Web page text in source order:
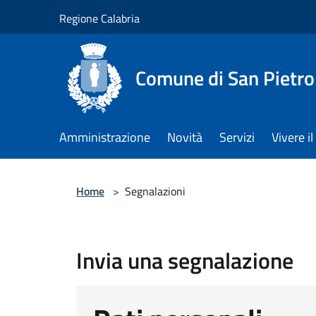
Regione Calabria
Comune di San
Amministrazione Novità Servizi Vivere
Home > Segnalazioni
Invia una segnalazione